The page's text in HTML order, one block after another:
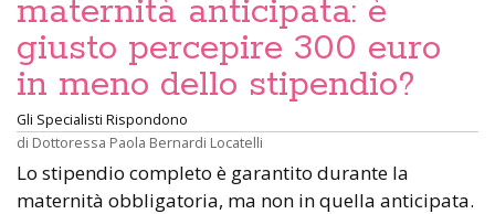
maternità anticipata: è
giusto percepire 300 euro
in meno dello stipendio?
Gli Specialisti Rispondono
di Dottoressa Paola Bernardi Locatelli
Lo stipendio completo è garantito durante la
maternità obbligatoria, ma non in quella anticipata.